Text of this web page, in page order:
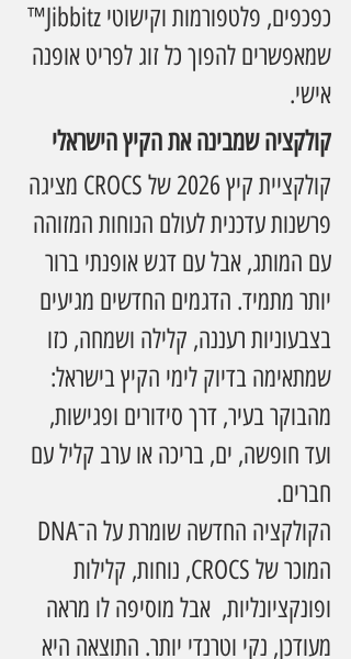
כפכפים, פלטפורמות וקישוטי Jibbitz™
שמאפשרים להפוך כל זוג לפריט אופנה
אישי.
קולקציה שמבינה את הקיץ הישראלי
קולקציית קיץ 2026 של CROCS מציגה
פרשנות עדכנית לעולם הנוחות המזוהה
עם המותג, אבל עם דגש אופנתי ברור
יותר מתמיד. הדגמים החדשים מגיעים
בצבעוניות רעננה, קלילה ושמחה, כזו
שמתאימה בדיוק לימי הקיץ בישראל:
מהבוקר בעיר, דרך סידורים ופגישות,
ועד חופשה, ים, בריכה או ערב קליל עם
חברים.
המוכר של CROCS, נוחות, קלילות
ופונקציונליות,  אבל מוסיפה לו מראה
מעודכן, נקי וטרנדי יותר. התוצאה היא